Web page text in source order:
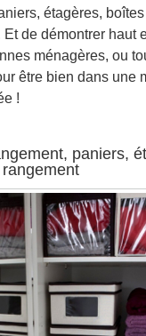
étagères, boîtes
de démontrer haut
ménagères, ou
être bien dans une
!
paniers,